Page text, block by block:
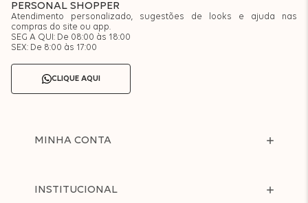
PERSONAL SHOPPER
Atendimento personalizado, sugestões de looks e ajuda nas
compras do site ou app.
SEG A QUI: De 08:00 às 18:00
SEX: De 8:00 às 17:00
CLIQUE AQUI
MINHA CONTA
INSTITUCIONAL